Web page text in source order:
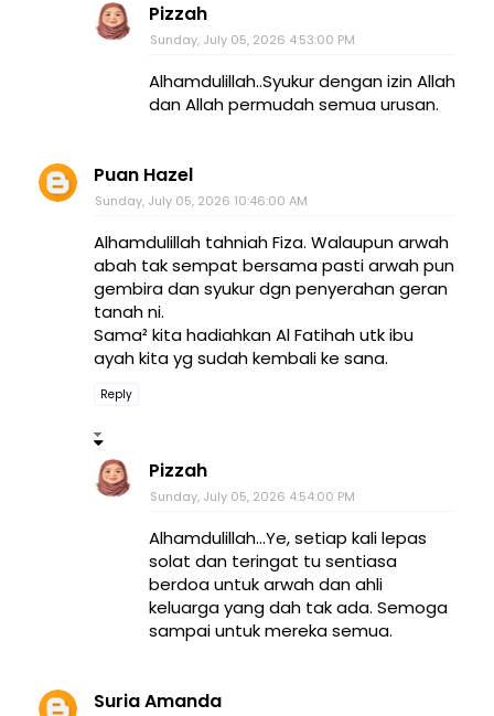
Pizzah
Sunday, July 05, 2026 4:53:00 PM
Alhamdulillah..Syukur dengan izin Allah
dan Allah permudah semua urusan.
Puan Hazel
Sunday, July 05, 2026 10:46:00 AM
Alhamdulillah tahniah Fiza. Walaupun arwah
abah tak sempat bersama pasti arwah pun
gembira dan syukur dgn penyerahan geran
tanah ni.
Sama² kita hadiahkan Al Fatihah utk ibu
ayah kita yg sudah kembali ke sana.
Reply
Pizzah
Sunday, July 05, 2026 4:54:00 PM
Alhamdulillah...Ye, setiap kali lepas
solat dan teringat tu sentiasa
berdoa untuk arwah dan ahli
keluarga yang dah tak ada. Semoga
sampai untuk mereka semua.
Suria Amanda